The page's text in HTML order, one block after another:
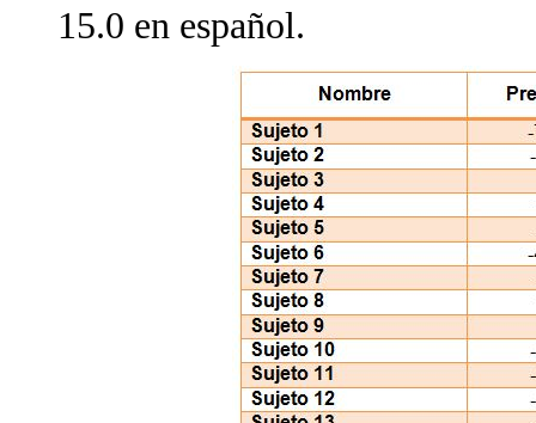
15.0 en español.